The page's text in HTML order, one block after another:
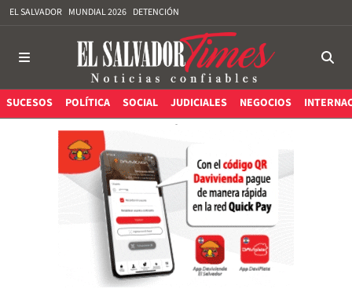
EL SALVADOR MUNDIAL 2026 DETENCIÓN
SUCESOS POLÍTICA SOCIAL JUDICIALES NEGOCIOS